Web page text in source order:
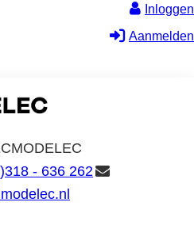
Inloggen
Aanmelden
MODELEC
- 636 262